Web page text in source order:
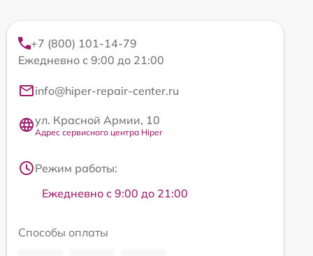
+7 (800) 101-14-79
Ежедневно с 9:00 до 21:00
info@hiper-repair-center.ru
ул. Красной Армии, 10
Адрес сервисного центра Hiper
Режим работы:
Ежедневно с 9:00 до 21:00
Способы оплаты